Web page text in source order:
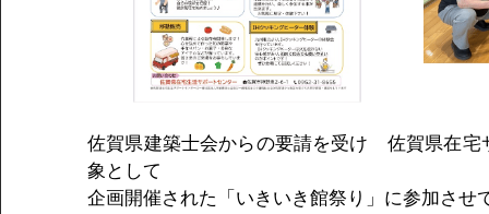
佐賀県建築士会からの要請を受け　佐賀県在
象として
企画開催された「いきいき館祭り」に参加させ